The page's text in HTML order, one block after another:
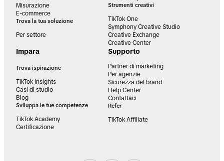
Misurazione
E-commerce
Trova la tua soluzione
Per settore
Strumenti creativi
TikTok One
Symphony Creative Studio
Creative Exchange
Creative Center
Impara
Trova ispirazione
TikTok Insights
Casi di studio
Blog
Sviluppa le tue competenze
TikTok Academy
Certificazione
Supporto
Partner di marketing
Per agenzie
Sicurezza del brand
Help Center
Contattaci
Refer
TikTok Affiliate